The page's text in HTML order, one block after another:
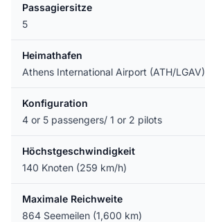
Passagiersitze
5
Heimathafen
Athens International Airport (ATH/LGAV)
Konfiguration
4 or 5 passengers/ 1 or 2 pilots
Höchstgeschwindigkeit
140 Knoten (259 km/h)
Maximale Reichweite
864 Seemeilen (1,600 km)